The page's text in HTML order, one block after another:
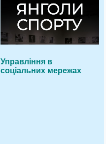
Управління в
соціальних мережах